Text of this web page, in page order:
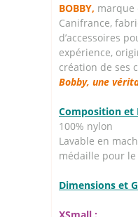
BOBBY, marque
Canifrance,
d’accessoires
expérience,
création de ses
Bobby, une
Composition et
100% nylon
Lavable en
médaille pour le
Dimensions et
XSmall :